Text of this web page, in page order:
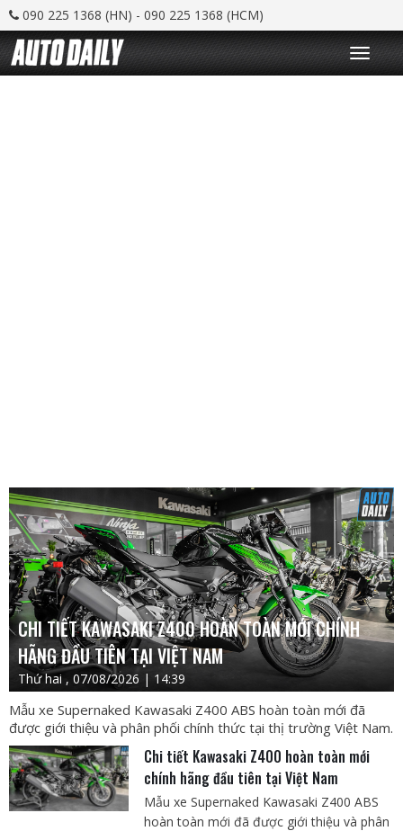
090 225 1368 (HN) - 090 225 1368 (HCM)
T
o
g
CHI TIẾT KAWASAKI Z400 HOÀN TOÀN MỚI CHÍNH
HÃNG ĐẦU TIÊN TẠI VIỆT NAM
Thứ hai , 07/08/2026 | 14:39
Mẫu xe Supernaked Kawasaki Z400 ABS hoàn toàn mới đã
được giới thiệu và phân phối chính thức tại thị trường Việt Nam.
Chi tiết Kawasaki Z400 hoàn toàn mới
chính hãng đầu tiên tại Việt Nam
Mẫu xe Supernaked Kawasaki Z400 ABS
hoàn toàn mới đã được giới thiệu và phân